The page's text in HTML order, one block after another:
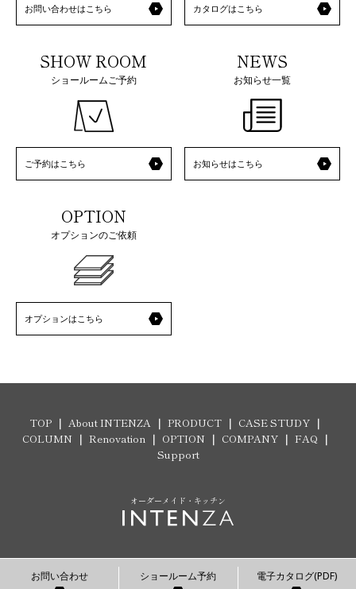
お問い合わせはこちら カタログはこちら
SHOW ROOM
ショールームご予約
ご予約はこちら
NEWS
お知らせ一覧
お知らせはこちら
OPTION
オプションのご依頼
オプションはこちら
お問い合わせ ショールーム予約 電子カタログ(PDF)
TOP About INTENZA PRODUCT
CASE STUDY
COLUMN
Renovation OPTION COMPANY
FAQ
Support
オーダーメイド・キッチン